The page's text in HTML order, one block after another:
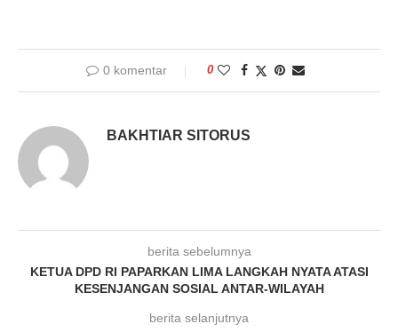
0 komentar 0
BAKHTIAR SITORUS
berita sebelumnya
KETUA DPD RI PAPARKAN LIMA LANGKAH NYATA ATASI
KESENJANGAN SOSIAL ANTAR-WILAYAH
berita selanjutnya